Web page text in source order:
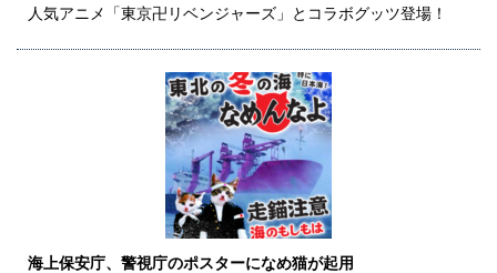
人気アニメ「東京卍リベンジャーズ」とコラボグッツ登場！
海上保安庁、警視庁のポスターになめ猫が起用